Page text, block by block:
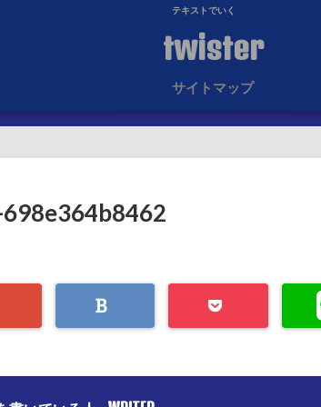
テキストでいく
twister
サイトマップ